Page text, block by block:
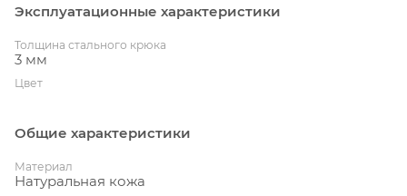
Эксплуатационные характеристики
Толщина стального крюка
3 мм
Цвет
Общие характеристики
Материал
Натуральная кожа